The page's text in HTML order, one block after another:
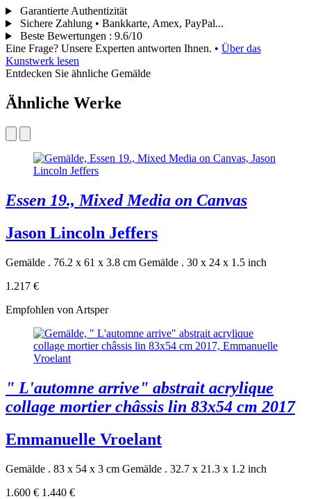
Garantierte Authentizität
Sichere Zahlung • Bankkarte, Amex, PayPal...
Beste Bewertungen : 9.6/10
Eine Frage? Unsere Experten antworten Ihnen. • Über das
Kunstwerk lesen
Entdecken Sie ähnliche Gemälde
Ähnliche Werke
Essen 19., Mixed Media on Canvas
Jason Lincoln Jeffers
Gemälde . 76.2 x 61 x 3.8 cm Gemälde . 30 x 24 x 1.5 inch
1.217 €
Empfohlen von Artsper
" L'automne arrive" abstrait acrylique
collage mortier châssis lin 83x54 cm 2017
Emmanuelle Vroelant
Gemälde . 83 x 54 x 3 cm Gemälde . 32.7 x 21.3 x 1.2 inch
1.600 € 1.440 €